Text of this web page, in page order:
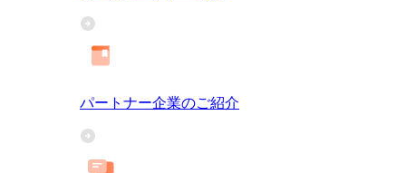
パートナー企業のご紹介